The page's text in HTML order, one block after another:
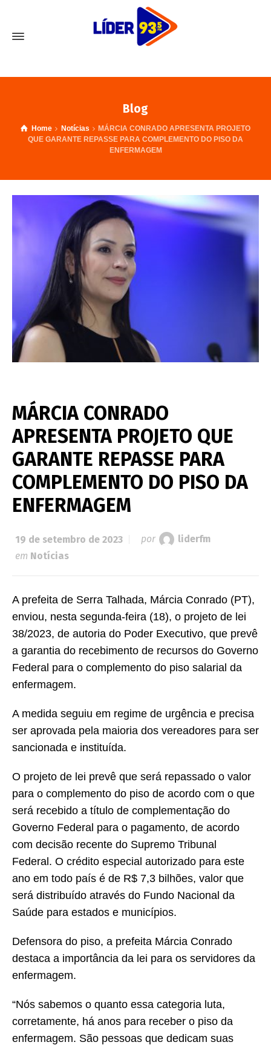
Blog
Home Notícias
MÁRCIA CONRADO APRESENTA PROJETO
QUE GARANTE REPASSE PARA COMPLEMENTO DO PISO DA
ENFERMAGEM
MÁRCIA CONRADO
APRESENTA PROJETO QUE
GARANTE REPASSE PARA
COMPLEMENTO DO PISO DA
ENFERMAGEM
19 de setembro de 2023 por
liderfm
em Notícias
A prefeita de Serra Talhada, Márcia Conrado (PT),
enviou, nesta segunda-feira (18), o projeto de lei
38/2023, de autoria do Poder Executivo, que prevê
a garantia do recebimento de recursos do Governo
Federal para o complemento do piso salarial da
enfermagem.
A medida seguiu em regime de urgência e precisa
ser aprovada pela maioria dos vereadores para ser
sancionada e instituída.
O projeto de lei prevê que será repassado o valor
para o complemento do piso de acordo com o que
será recebido a título de complementação do
Governo Federal para o pagamento, de acordo
com decisão recente do Supremo Tribunal
Federal. O crédito especial autorizado para este
ano em todo país é de R$ 7,3 bilhões, valor que
será distribuído através do Fundo Nacional da
Saúde para estados e municípios.
Defensora do piso, a prefeita Márcia Conrado
destaca a importância da lei para os servidores da
enfermagem.
“Nós sabemos o quanto essa categoria luta,
corretamente, há anos para receber o piso da
enfermagem. São pessoas que dedicam suas